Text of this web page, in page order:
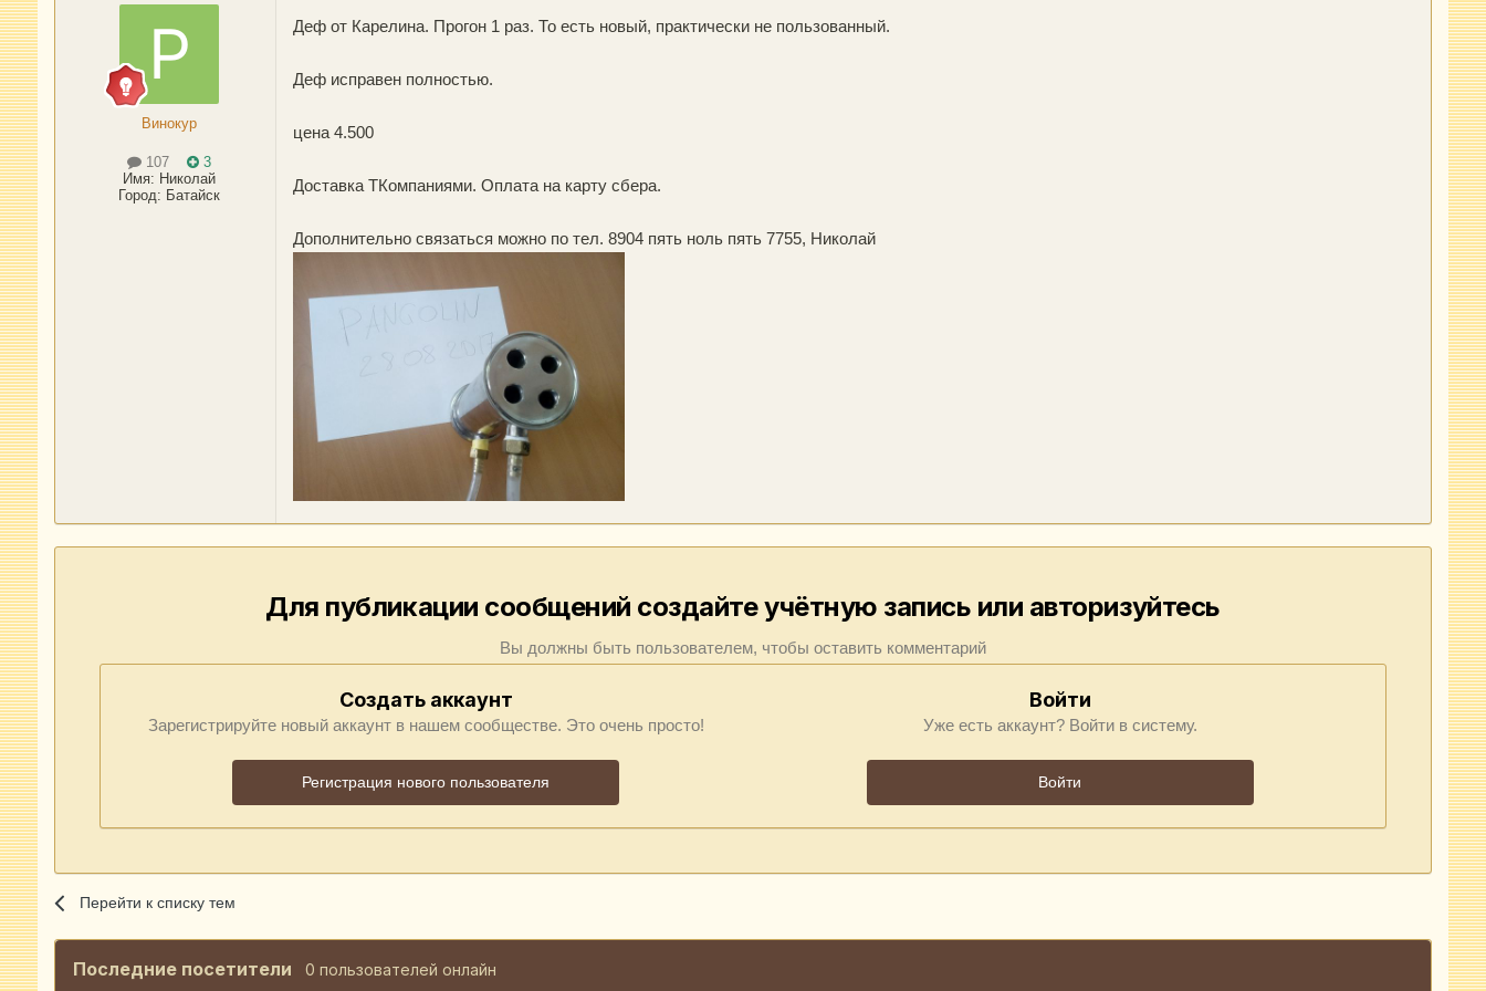
Винокур
107
3
Имя: Николай
Город: Батайск
Деф от Карелина. Прогон 1 раз. То есть новый, практически не пользованный.
Деф исправен полностью.
цена 4.500
Доставка ТКомпаниями. Оплата на карту сбера.
Дополнительно связаться можно по тел. 8904 пять ноль пять 7755, Николай
Для публикации сообщений создайте учётную запись или авторизуйтесь
Вы должны быть пользователем, чтобы оставить комментарий
Создать аккаунт
Зарегистрируйте новый аккаунт в нашем сообществе. Это очень просто!
Регистрация нового пользователя
Войти
Уже есть аккаунт? Войти в систему.
Войти
Перейти к списку тем
Последние посетители 0 пользователей онлайн